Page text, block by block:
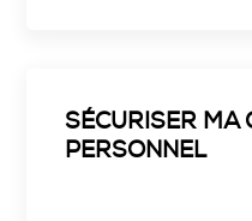
SÉCURISER MA
PERSONNEL